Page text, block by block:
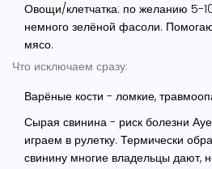
Овощи/клетчатка: по желанию 5-
немного зелёной фасоли.
мясо.
Что исключаем сразу:
Варёные кости - ломкие,
Сырая свинина - риск болезни
играем в рулетку. Термически
свинину многие владельцы дают,